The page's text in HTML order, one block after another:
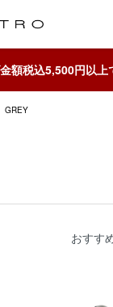
額税込5,500円以上
GREY
おすす